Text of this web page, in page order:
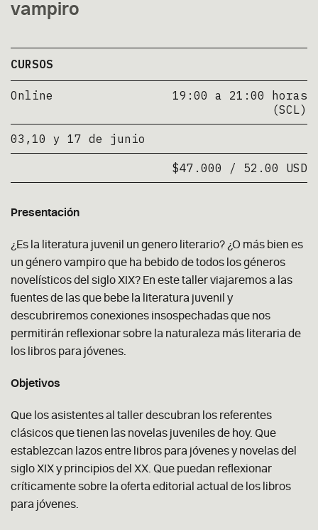
vampiro
CURSOS
Online
19:00 a 21:00 horas
(SCL)
03,10 y 17 de junio
$47.000 / 52.00 USD
Presentación
¿Es la literatura juvenil un genero literario? ¿O más bien es
un género vampiro que ha bebido de todos los géneros
novelísticos del siglo XIX? En este taller viajaremos a las
fuentes de las que bebe la literatura juvenil y
descubriremos conexiones insospechadas que nos
permitirán reflexionar sobre la naturaleza más literaria de
los libros para jóvenes.
Objetivos
Que los asistentes al taller descubran los referentes
clásicos que tienen las novelas juveniles de hoy. Que
establezcan lazos entre libros para jóvenes y novelas del
siglo XIX y principios del XX. Que puedan reflexionar
críticamente sobre la oferta editorial actual de los libros
para jóvenes.